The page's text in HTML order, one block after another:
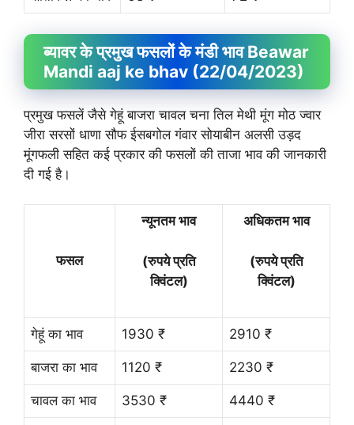
ब्यावर के प्रमुख फसलों के मंडी भाव Beawar
Mandi aaj ke bhav (22/04/2023)
प्रमुख फसलें जैसे गेहूं बाजरा चावल चना तिल मेथी मूंग मोठ ज्वार
जीरा सरसों धाणा सौफ ईसबगोल गंवार सोयाबीन अलसी उड़द
मूंगफली सहित कई प्रकार की फसलों की ताजा भाव की जानकारी
दी गई है।
फसल
न्यूनतम भाव
(रुपये प्रति
क्विंटल)
अधिकतम भाव
(रुपये प्रति
क्विंटल)
गेहूं का भाव 1930 ₹ 2910 ₹
बाजरा का भाव 1120 ₹ 2230 ₹
चावल का भाव 3530 ₹ 4440 ₹